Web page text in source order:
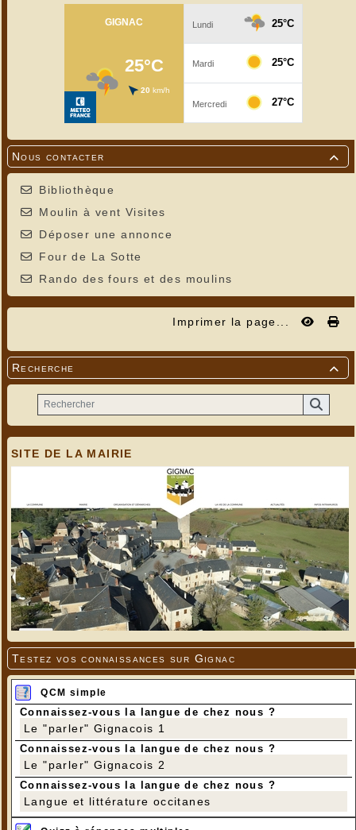

Nous contacter
Bibliothèque
Moulin à vent Visites
Déposer une annonce
Four de La Sotte
Rando des fours et des moulins
Imprimer la page...

Recherche
SITE DE LA MAIRIE
Testez vos connaissances sur Gignac
QCM simple
Connaissez-vous la langue de chez nous ?
Le "parler" Gignacois 1
Connaissez-vous la langue de chez nous ?
Le "parler" Gignacois 2
Connaissez-vous la langue de chez nous ?
Langue et littérature occitanes